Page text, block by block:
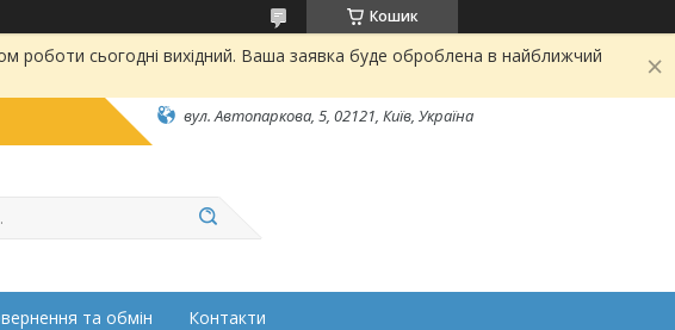
Кошик
роботи сьогодні вихідний. Ваша заявка буде оброблена в найближчий
вул. Автопаркова, 5, 02121, Київ, Україна
та обмін Контакти